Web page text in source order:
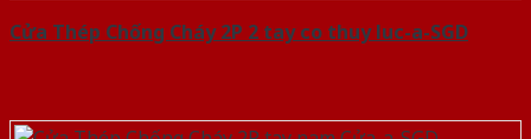
Cửa Thép Chống Cháy 2P 2 tay co thuy luc-a-SGD